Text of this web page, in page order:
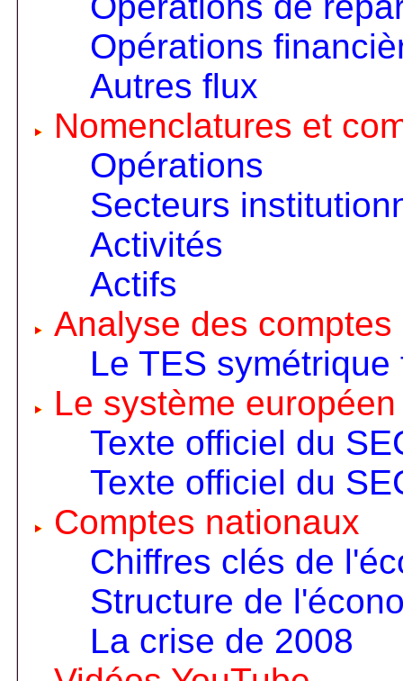
Opérations
Autres flux
Nomenclatures et
Opérations
Secteurs
Activités
Actifs
Analyse des
Le TES symétrique
Le système
Texte officiel du
Texte officiel du
Comptes nationaux
Chiffres clés de
Structure de
La crise de 2008